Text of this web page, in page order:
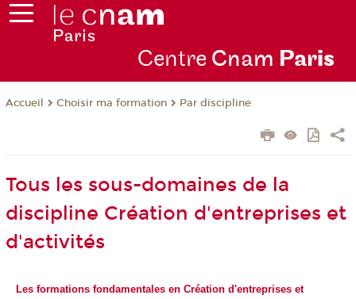
Centre Cnam Paris
Accueil Choisir ma formation Par discipline
Tous les sous-domaines de la
discipline Création d'entreprises et
d'activités
Les formations fondamentales en Création d'entreprises et